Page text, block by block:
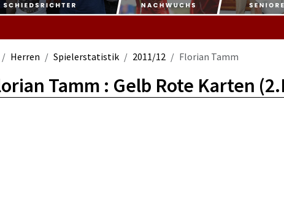
Herren Spielerstatistik 2011/12 Florian Tamm
Tamm : Gelb Rote Karten